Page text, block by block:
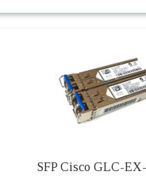
SFP Cisco GLC-